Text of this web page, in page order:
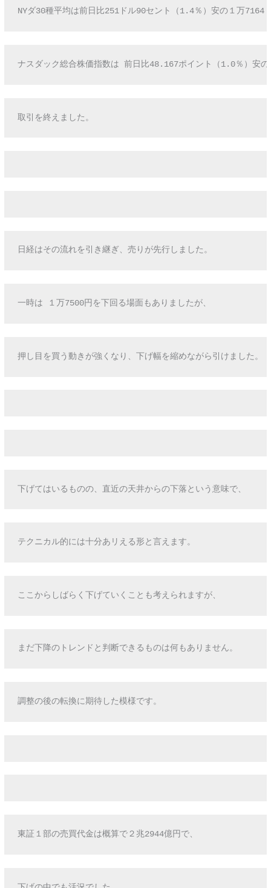
NYダ30種平均は前日比251ドル90セント（1.4％）安の１万7164
ナスダック総合株価指数は 前日比48.167ポイント（1.0％）安
取引を終えました。
日経はその流れを引き継ぎ、売りが先行しました。
一時は １万7500円を下回る場面もありましたが、
押し目を買う動きが強くなり、下げ幅を縮めながら引けました。
下げてはいるものの、直近の天井からの下落という意味で、
テクニカル的には十分あリえる形と言えます。
ここからしばらく下げていくことも考えられますが、
まだ下降のトレンドと判断できるものは何もありません。
調整の後の転換に期待した模様です。
東証１部の売買代金は概算で２兆2944億円で、